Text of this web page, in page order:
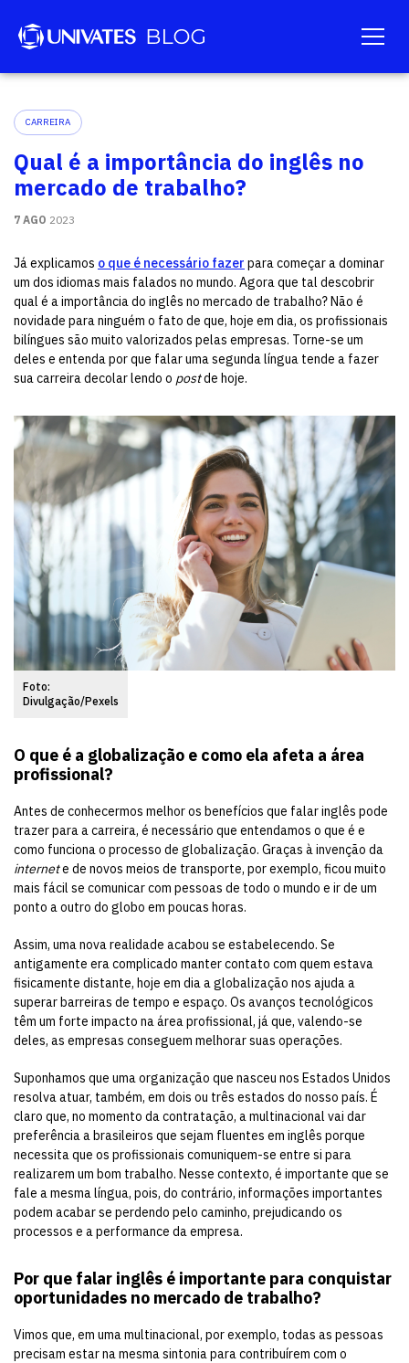
CARREIRA
Qual é a importância do inglês no
mercado de trabalho?
7 AGO 2023
Já explicamos o que é necessário fazer para começar a dominar
um dos idiomas mais falados no mundo. Agora que tal descobrir
qual é a importância do inglês no mercado de trabalho? Não é
novidade para ninguém o fato de que, hoje em dia, os profissionais
bilíngues são muito valorizados pelas empresas. Torne-se um
deles e entenda por que falar uma segunda língua tende a fazer
sua carreira decolar lendo o postde hoje.
Foto:
Divulgação/Pexels
O que é a globalização e como ela afeta a área
profissional?
Antes de conhecermos melhor os benefícios que falar inglês pode
trazer para a carreira, é necessário que entendamos o que é e
como funciona o processo de globalização. Graças à invenção da
internete de novos meios de transporte, por exemplo, ficou muito
mais fácil se comunicar com pessoas de todo o mundo e ir de um
ponto a outro do globo em poucas horas.
Assim, uma nova realidade acabou se estabelecendo. Se
antigamente era complicado manter contato com quem estava
fisicamente distante, hoje em dia a globalização nos ajuda a
superar barreiras de tempo e espaço. Os avanços tecnológicos
têm um forte impacto na área profissional, já que, valendo-se
deles, as empresas conseguem melhorar suas operações.
Suponhamos que uma organização que nasceu nos Estados Unidos
resolva atuar, também, em dois ou três estados do nosso país. É
claro que, no momento da contratação, a multinacional vai dar
preferência a brasileiros que sejam fluentes em inglês porque
necessita que os profissionais comuniquem-se entre si para
realizarem um bom trabalho. Nesse contexto, é importante que se
fale a mesma língua, pois, do contrário, informações importantes
podem acabar se perdendo pelo caminho, prejudicando os
processos e a performance da empresa.
Por que falar inglês é importante para conquistar
oportunidades no mercado de trabalho?
Vimos que, em uma multinacional, por exemplo, todas as pessoas
precisam estar na mesma sintonia para contribuírem com o